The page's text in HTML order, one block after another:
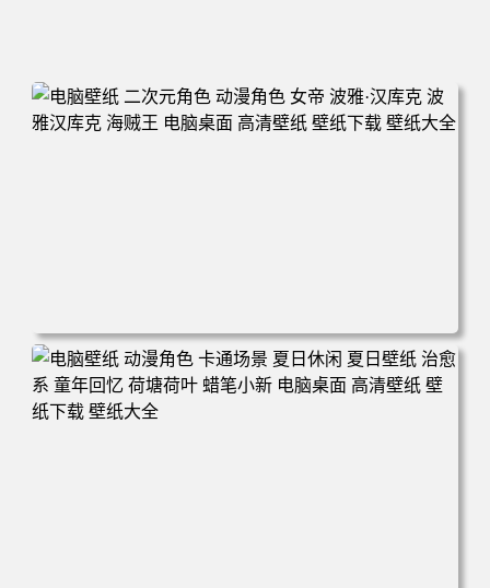
电脑壁纸 二次元角色 动漫角色 女帝 波雅·汉库克 波雅汉库
克 海贼王 电脑桌面 高清壁纸 壁纸下载 壁纸大全